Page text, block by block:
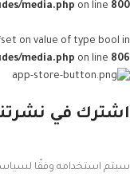
media.php on line 800
on value of type bool in
media.php on line 806
اشترك في نشرتنا
سيتم استخدامه وفقًا